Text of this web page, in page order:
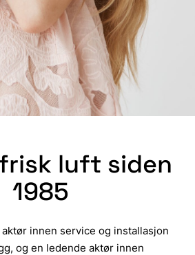
luft siden
1985
innen service og installasjon
og en ledende aktør innen